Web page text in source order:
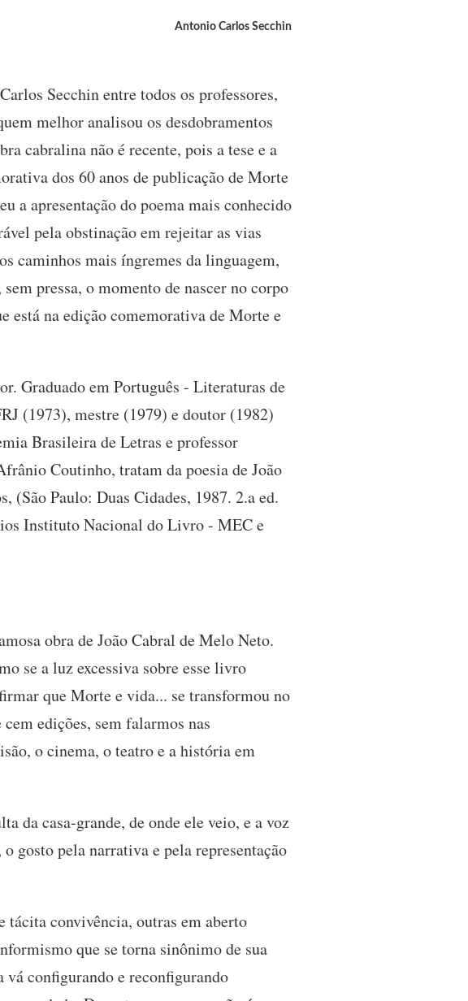
Antonio Carlos Secchin
Secchin entre todos os professores,
melhor analisou os desdobramentos
cabralina não é recente, pois a tese e a
dos 60 anos de publicação de Morte
a apresentação do poema mais conhecido
pela obstinação em rejeitar as vias
caminhos mais íngremes da linguagem,
pressa, o momento de nascer no corpo
está na edição comemorativa de Morte e
Graduado em Português - Literaturas de
(1973), mestre (1979) e doutor (1982)
Brasileira de Letras e professor
Coutinho, tratam da poesia de João
Paulo: Duas Cidades, 1987. 2.a ed.
Instituto Nacional do Livro - MEC e
obra de João Cabral de Melo Neto.
se a luz excessiva sobre esse livro
que Morte e vida... se transformou no
edições, sem falarmos nas
o cinema, o teatro e a história em
da casa-grande, de onde ele veio, e a voz
gosto pela narrativa e pela representação
tácita convivência, outras em aberto
que se torna sinônimo de sua
configurando e reconfigurando